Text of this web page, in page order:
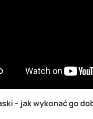
– jak wykonać go